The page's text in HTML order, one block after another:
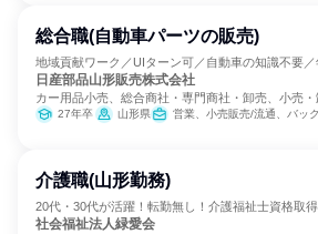
総合職(自動車パーツの販売)
地域貢献ワーク／UIターン可／自動車の知識不要／
日産部品山形販売株式会社
カー用品小売、総合商社・専門商社・卸売、小売
27年卒 山形県 営業、小売販売/流通、バックオフィス
介護職(山形勤務)
20代・30代が活躍！転勤無し！介護福祉士資格取
社会福祉法人緑愛会